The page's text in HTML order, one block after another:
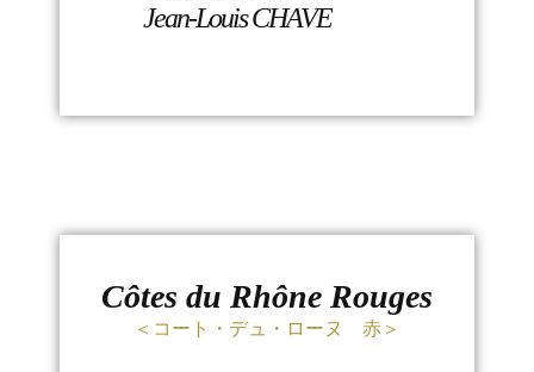
Jean-Louis CHAVE
Côtes du Rhône Rouges
＜コート・デュ・ローヌ 赤＞